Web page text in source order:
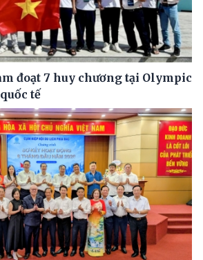
đoạt 7 huy chương tại Olympic
tế